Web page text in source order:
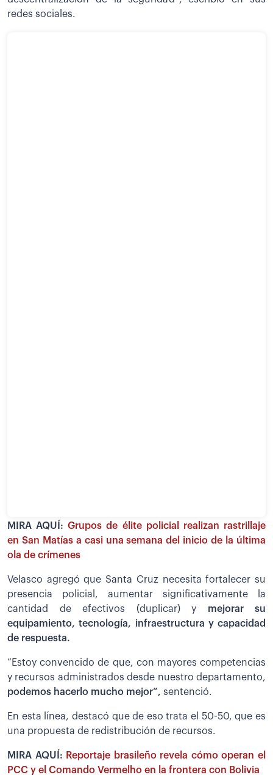
redes sociales.
MIRA AQUÍ: Grupos de élite policial realizan rastrillaje
en San Matías a casi una semana del inicio de la última
ola de crímenes
Velasco agregó que Santa Cruz necesita fortalecer su
presencia policial, aumentar significativamente la
cantidad de efectivos (duplicar) y mejorar su
equipamiento, tecnología, infraestructura y capacidad
de respuesta.
“Estoy convencido de que, con mayores competencias
y recursos administrados desde nuestro departamento,
podemos hacerlo mucho mejor”, sentenció.
En esta línea, destacó que de eso trata el 50-50, que es
una propuesta de redistribución de recursos.
MIRA AQUÍ: Reportaje brasileño revela cómo operan el
PCC y el Comando Vermelho en la frontera con Bolivia